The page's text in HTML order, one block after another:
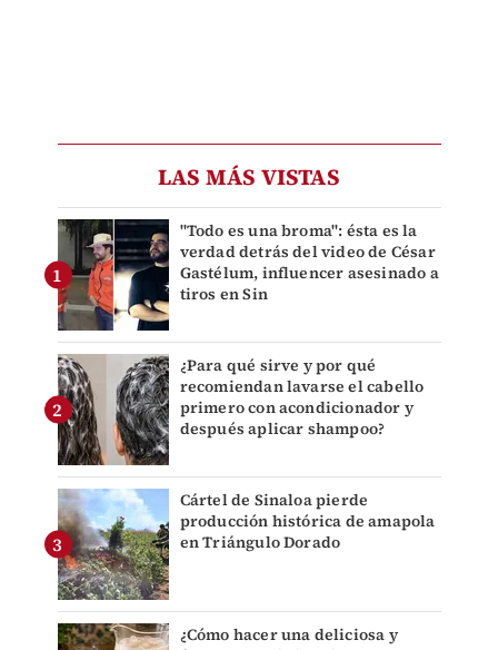
LAS MÁS VISTAS
"Todo es una broma": ésta es la
verdad detrás del video de César
Gastélum, influencer asesinado a
tiros en Sin
¿Para qué sirve y por qué
recomiendan lavarse el cabello
primero con acondicionador y
después aplicar shampoo?
Cártel de Sinaloa pierde
producción histórica de amapola
en Triángulo Dorado
¿Cómo hacer una deliciosa y